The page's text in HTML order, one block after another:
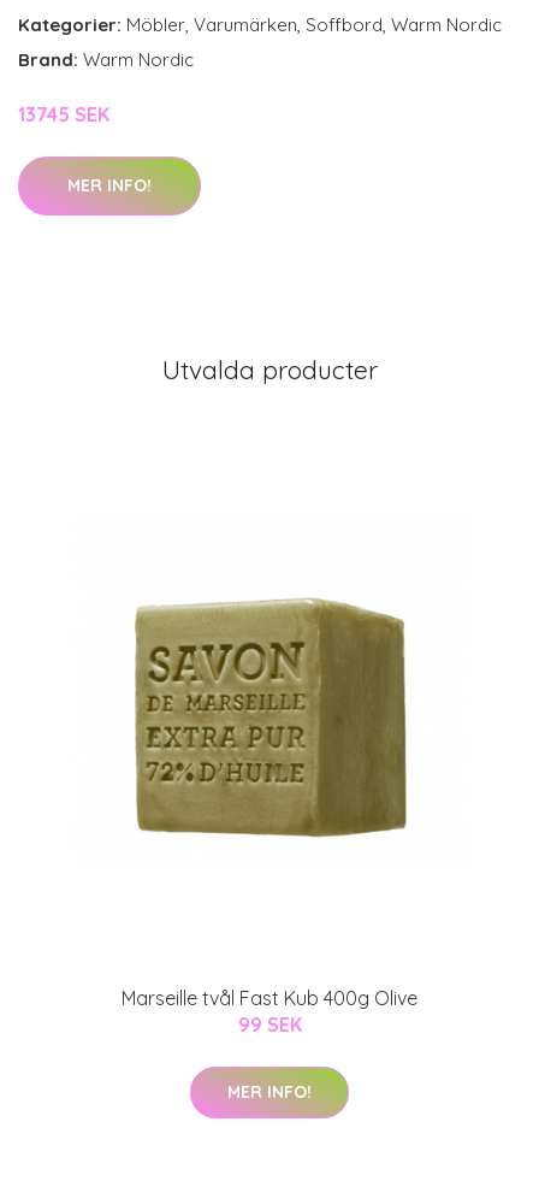
Kategorier: Möbler Varumärken Soffbord Warm Nordic
Brand: Warm Nordic
13745 SEK
MER INFO!
Utvalda producter
Marseille tvål Fast Kub 400g Olive
99 SEK
MER INFO!